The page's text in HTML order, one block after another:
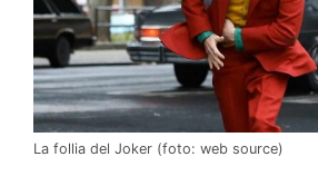
La follia del Joker (foto: web source)